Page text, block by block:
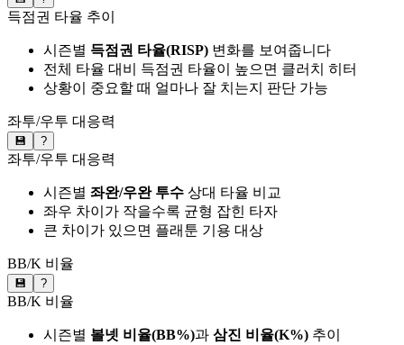
득점권 타율 추이
시즌별 득점권 타율(RISP) 변화를 보여줍니다
전체 타율 대비 득점권 타율이 높으면 클러치 히터
상황이 중요할 때 얼마나 잘 치는지 판단 가능
좌투/우투 대응력
💾 ?
좌투/우투 대응력
시즌별 좌완/우완 투수 상대 타율 비교
좌우 차이가 작을수록 균형 잡힌 타자
큰 차이가 있으면 플래툰 기용 대상
BB/K 비율
💾 ?
BB/K 비율
시즌별 볼넷 비율(BB%)과 삼진 비율(K%) 추이